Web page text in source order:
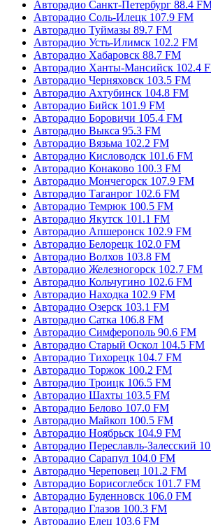
Авторадио Санкт-Петербург 88.4
Авторадио Соль-Илецк 107.9 FM
Авторадио Туймазы 89.7 FM
Авторадио Усть-Илимск 102.2 FM
Авторадио Хабаровск 88.7 FM
Авторадио Ханты-Мансийск 102.4
Авторадио Черняховск 103.5 FM
Авторадио Ахтубинск 104.8 FM
Авторадио Бийск 101.9 FM
Авторадио Боровичи 105.4 FM
Авторадио Выкса 95.3 FM
Авторадио Вязьма 102.2 FM
Авторадио Кисловодск 101.6 FM
Авторадио Конаково 100.3 FM
Авторадио Мончегорск 107.9 FM
Авторадио Таганрог 102.6 FM
Авторадио Темрюк 100.5 FM
Авторадио Якутск 101.1 FM
Авторадио Апшеронск 102.9 FM
Авторадио Белорецк 102.0 FM
Авторадио Волхов 103.8 FM
Авторадио Железногорск 102.7 FM
Авторадио Кольчугино 102.6 FM
Авторадио Находка 102.9 FM
Авторадио Озерск 103.1 FM
Авторадио Сатка 106.8 FM
Авторадио Симферополь 90.6 FM
Авторадио Старый Оскол 104.5 FM
Авторадио Тихорецк 104.7 FM
Авторадио Торжок 100.2 FM
Авторадио Троицк 106.5 FM
Авторадио Шахты 103.5 FM
Авторадио Белово 107.0 FM
Авторадио Майкоп 100.5 FM
Авторадио Ноябрьск 104.9 FM
Авторадио Переславль-Залесский
Авторадио Сарапул 104.0 FM
Авторадио Череповец 101.2 FM
Авторадио Борисоглебск 101.7 FM
Авторадио Буденновск 106.0 FM
Авторадио Глазов 100.3 FM
Авторадио Елец 103.6 FM